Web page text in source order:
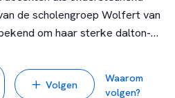
de scholengroep Wolfert van
om haar sterke dalton-
centraal staan.
met VSO Mytylschool De
Volgen
Waarom
volgen?